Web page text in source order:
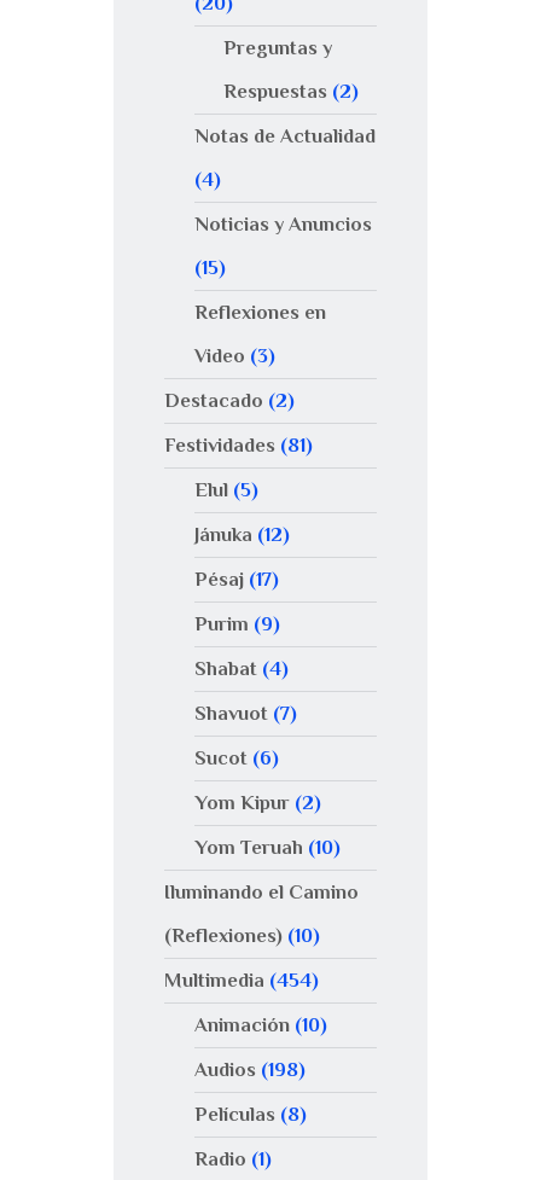
Preguntas y
Respuestas (2)
Notas de Actualidad
(4)
Noticias y Anuncios
(15)
Reflexiones en
Video (3)
Destacado (2)
Festividades (81)
Elul(5)
Jánuka (12)
Pésaj(17)
Purim (9)
Shabat(4)
Shavuot(7)
Sucot(6)
Yom Kipur(2)
Yom Teruah (10)
Iluminando el Camino
(Reflexiones) (10)
Multimedia (454)
Animación(10)
Audios (198)
Películas (8)
Radio (1)